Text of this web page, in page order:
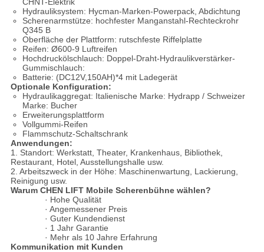
CHNT-Elektrik
Hydrauliksystem: Hycman-Marken-Powerpack, Abdichtung
Scherenarmstütze: hochfester Manganstahl-Rechteckrohr
Q345 B
Oberfläche der Plattform: rutschfeste Riffelplatte
Reifen: Ø600-9 Luftreifen
Hochdruckölschlauch: Doppel-Draht-Hydraulikverstärker-
Gummischlauch:
Batterie: (DC12V,150AH)*4 mit Ladegerät
Optionale Konfiguration:
Hydraulikaggregat: Italienische Marke: Hydrapp / Schweizer
Marke: Bucher
Erweiterungsplattform
Vollgummi-Reifen
Flammschutz-Schaltschrank
Anwendungen:
1. Standort: Werkstatt, Theater, Krankenhaus, Bibliothek,
Restaurant, Hotel, Ausstellungshalle usw.
2. Arbeitszweck in der Höhe: Maschinenwartung, Lackierung,
Reinigung usw.
Warum CHEN LIFT Mobile Scherenbühne wählen?
· Hohe Qualität
· Angemessener Preis
· Guter Kundendienst
· 1 Jahr Garantie
· Mehr als 10 Jahre Erfahrung
Kommunikation mit Kunden